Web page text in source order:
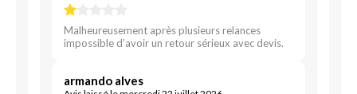
Malheureusement après plusieurs relances
impossible d’avoir un retour sérieux avec devis.
armando alves